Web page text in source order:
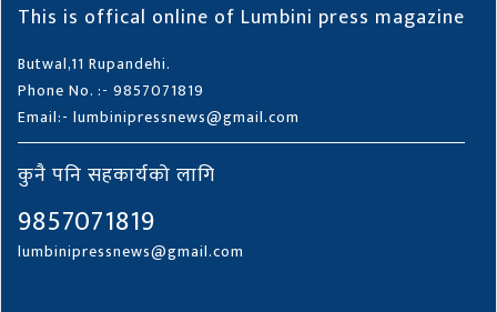
This is offical online of Lumbini press magazine
Butwal,11 Rupandehi.
Phone No. :- 9857071819
Email:- lumbinipressnews@gmail.com
कुनै पनि सहकार्यको लागि
9857071819
lumbinipressnews@gmail.com